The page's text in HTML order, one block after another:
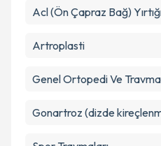
Acl (Ön Çapraz Bağ)
Artroplasti
Genel Ortopedi Ve
Gonartroz (dizde